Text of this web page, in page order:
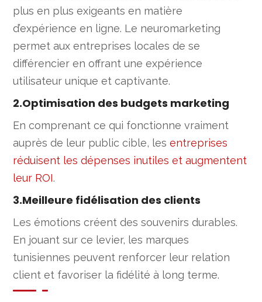
plus en plus exigeants en matière
d’expérience en ligne. Le neuromarketing
permet aux entreprises locales de se
différencier en offrant une expérience
utilisateur unique et captivante.
2.Optimisation des budgets marketing
En comprenant ce qui fonctionne vraiment
auprès de leur public cible, les entreprises
réduisent les dépenses inutiles et augmentent
leur ROI.
3.Meilleure fidélisation des clients
Les émotions créent des souvenirs durables.
En jouant sur ce levier, les marques
tunisiennes peuvent renforcer leur relation
client et favoriser la fidélité à long terme.